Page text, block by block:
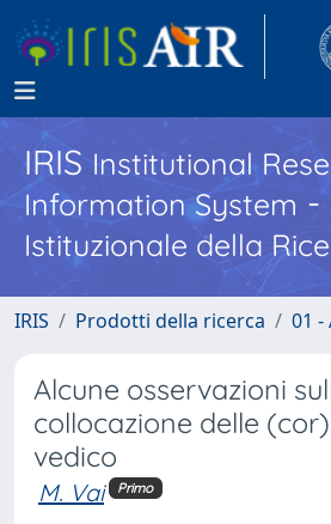
IRISInstitutional
Information System -
Istituzionale della
IRIS Prodotti della ricerca 01
Alcune osservazioni
collocazione delle
vedico
M. Vai Primo